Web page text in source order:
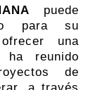
puede
para su
una
ha reunido
de